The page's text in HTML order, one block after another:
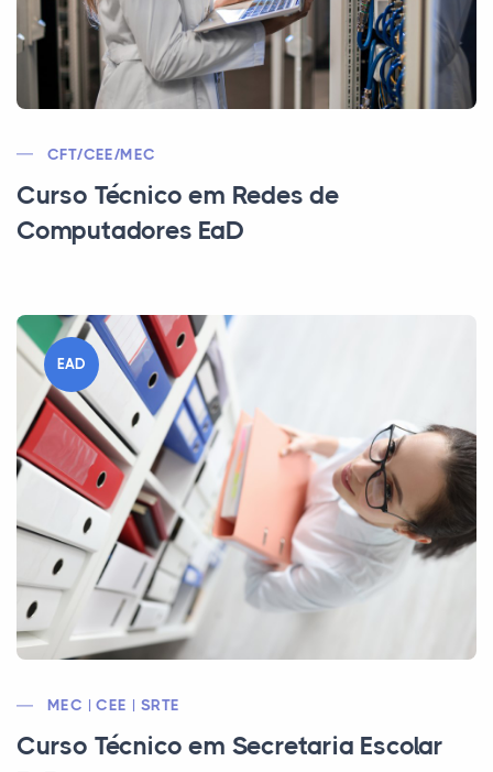
CFT/CEE/MEC
Curso Técnico em Redes de
Computadores EaD
EAD
MEC | CEE | SRTE
Curso Técnico em Secretaria Escolar